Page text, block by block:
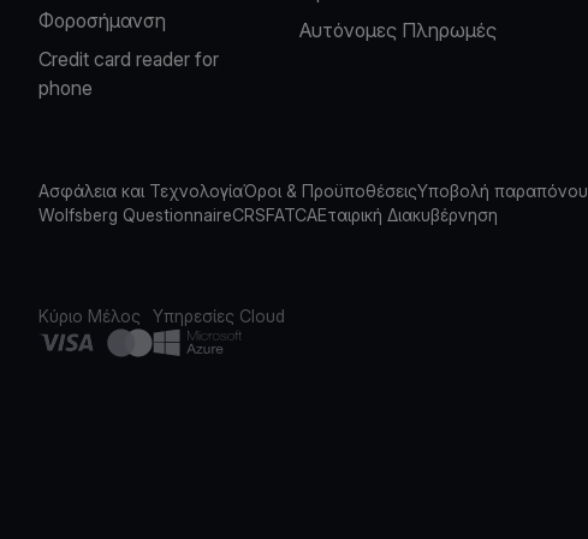
Φοροσήμανση
Credit card reader for
phone
Αυτόνομες Πληρωμές
Ασφάλεια και ΤεχνολογίαΌροι & ΠροϋποθέσειςΥποβολή παραπόνου
Wolfsberg QuestionnaireCRSFATCAΕταιρική Διακυβέρνηση
Κύριο Μέλος Υπηρεσίες Cloud